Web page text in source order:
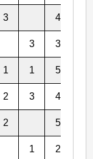
3 4
3 3
1 1 5
2 3 4
2 5
1 2